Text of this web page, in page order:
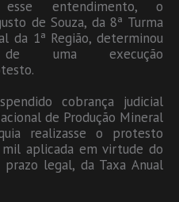
entendimento, o
de Souza, da 8ª Turma
da 1ª Região, determinou
uma execução
cobrança judicial
de Produção Mineral
realizasse o protesto
aplicada em virtude do
legal, da Taxa Anual